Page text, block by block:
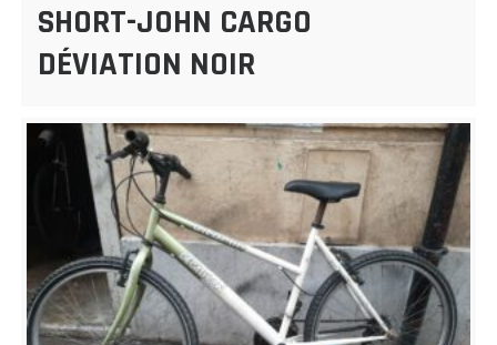
SHORT-JOHN CARGO
DÉVIATION NOIR